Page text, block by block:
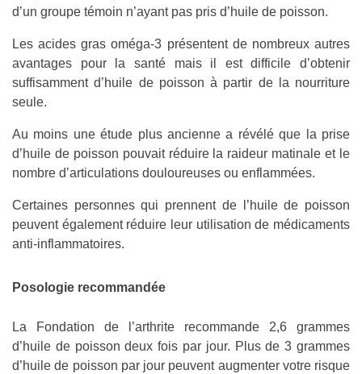
d’un groupe témoin n’ayant pas pris d’huile de poisson.
Les acides gras oméga-3 présentent de nombreux autres
avantages pour la santé mais il est difficile d’obtenir
suffisamment d’huile de poisson à partir de la nourriture
seule.
Au moins une étude plus ancienne a révélé que la prise
d’huile de poisson pouvait réduire la raideur matinale et le
nombre d’articulations douloureuses ou enflammées.
Certaines personnes qui prennent de l’huile de poisson
peuvent également réduire leur utilisation de médicaments
anti-inflammatoires.
Posologie recommandée
La Fondation de l’arthrite recommande 2,6 grammes
d’huile de poisson deux fois par jour. Plus de 3 grammes
d’huile de poisson par jour peuvent augmenter votre risque